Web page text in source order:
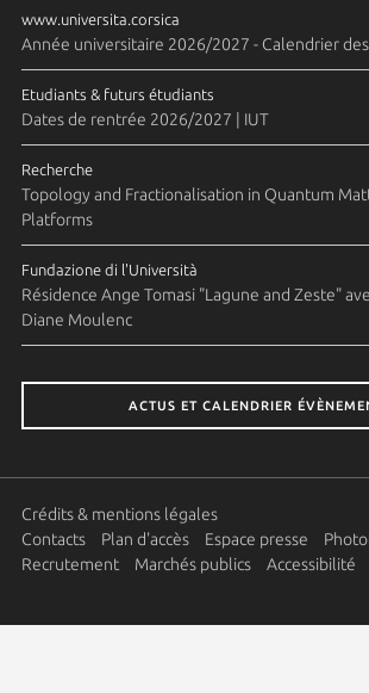
www.universita.corsica
Année universitaire 2026/2027 - Calendrier
Etudiants & futurs étudiants
Dates de rentrée 2026/2027 | IUT
Recherche
Topology and Fractionalisation in Quantum
Platforms
Fundazione di l'Università
Résidence Ange Tomasi "Lagune and Zeste"
Diane Moulenc
ACTUS ET CALENDRIER
Crédits & mentions légales
Contacts
Plan d'accès Espace presse
Recrutement
Marchés publics Accessibilité